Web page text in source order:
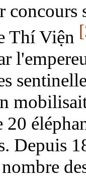
concours
Thí Viện
Depuis